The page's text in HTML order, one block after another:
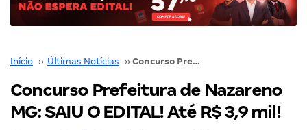
Início ›› Últimas Notícias ›› Concurso Prefeitura de Nazareno MG: SAIU O EDITAL! Até R$ 3,9 mil!
Concurso Prefeitura de Nazareno
MG: SAIU O EDITAL! Até R$ 3,9 mil!